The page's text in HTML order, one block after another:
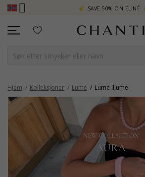
SAVE 50% ON ELINÉ
Hjem Kolleksjoner Lumé Lumé Illume